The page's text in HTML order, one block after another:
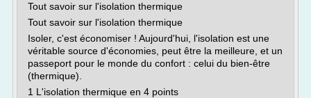
Tout savoir sur l'isolation thermique
Tout savoir sur l'isolation thermique
Isoler, c'est économiser ! Aujourd'hui, l'isolation est une
véritable source d'économies, peut être la meilleure, et un
passeport pour le monde du confort : celui du bien-être
(thermique).
1 L'isolation thermique en 4 points